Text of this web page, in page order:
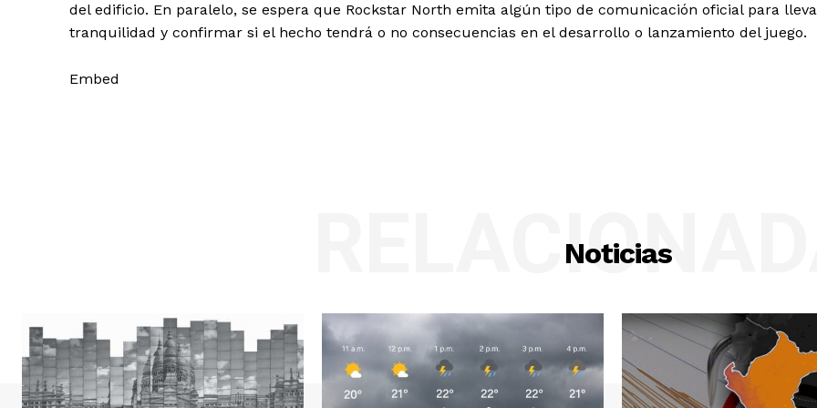
del edificio. En paralelo, se espera que Rockstar North emita algún tipo de comunicación oficial para
tranquilidad y confirmar si el hecho tendrá o no consecuencias en el desarrollo o lanzamiento del juego.
Embed
Noticias